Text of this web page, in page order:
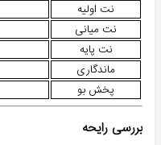
نت اولیه
نت میانی
نت پایه
ماندگاری
پخش بو
بررسی رایحه